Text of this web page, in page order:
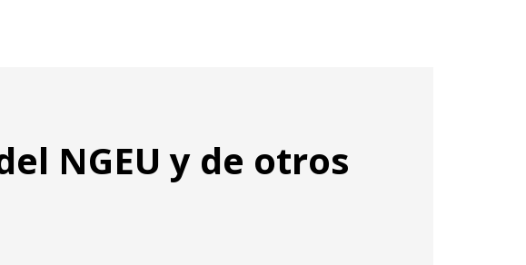
NGEU y de otros